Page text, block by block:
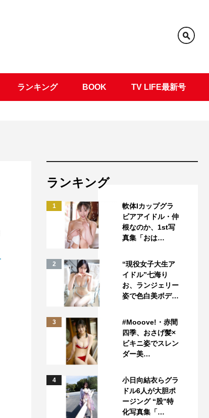
ランキング BOOK TV LIFE最新号
ランキング
1
軟体Iカップグラ
ビアアイドル・仲
根なのか、1st写
真集「おは…
2
“現役女子大生ア
イドル”七海り
お、ランジェリー
姿で色白美ボデ…
3
#Mooove!・赤間
四季、おさげ髪×
ビキニ姿でスレン
ダー美…
4
小日向結衣らグラ
ドル6人が大胆ポ
ージング “股”特
化写真集「…